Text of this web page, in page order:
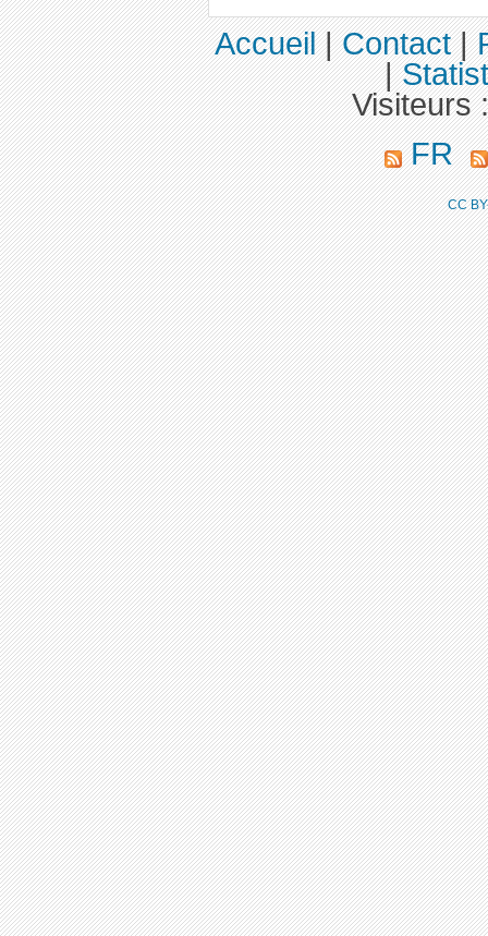
Accueil|Contact|
|
Visiteurs
FR
CC